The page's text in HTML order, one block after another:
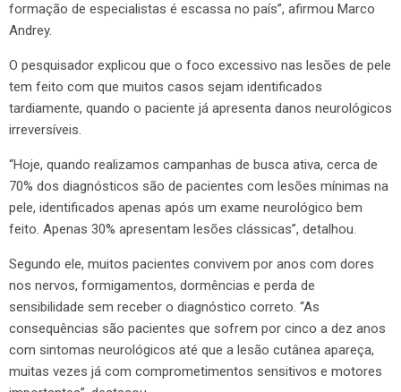
formação de especialistas é escassa no país”, afirmou Marco
Andrey.
O pesquisador explicou que o foco excessivo nas lesões de pele
tem feito com que muitos casos sejam identificados
tardiamente, quando o paciente já apresenta danos neurológicos
irreversíveis.
“Hoje, quando realizamos campanhas de busca ativa, cerca de
70% dos diagnósticos são de pacientes com lesões mínimas na
pele, identificados apenas após um exame neurológico bem
feito. Apenas 30% apresentam lesões clássicas”, detalhou.
Segundo ele, muitos pacientes convivem por anos com dores
nos nervos, formigamentos, dormências e perda de
sensibilidade sem receber o diagnóstico correto. “As
consequências são pacientes que sofrem por cinco a dez anos
com sintomas neurológicos até que a lesão cutânea apareça,
muitas vezes já com comprometimentos sensitivos e motores